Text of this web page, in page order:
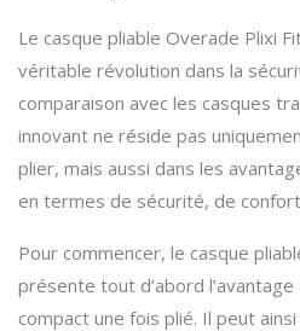
Le casque pliable Overade Plixi
véritable révolution dans la
comparaison avec les casques
innovant ne réside pas
plier, mais aussi dans les
en termes de sécurité, de
Pour commencer, le casque
présente tout d’abord
compact une fois plié. Il peut